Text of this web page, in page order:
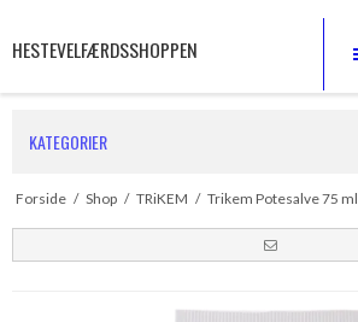
HESTEVELFÆRDSSHOPPEN
KATEGORIER
Forside / Shop / TRiKEM / Trikem Potesalve 75 ml